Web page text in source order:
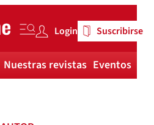
Login Suscribirse
Nuestras revistas Eventos